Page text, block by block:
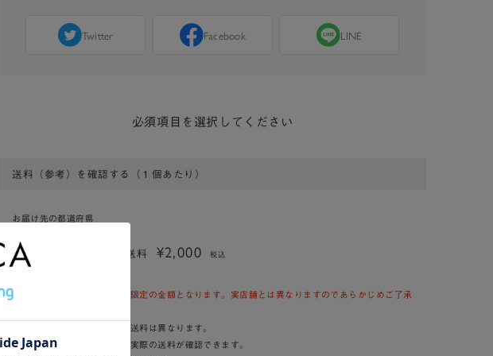
Twitter Facebook LINE
必須項目を選択してください
送料（参考）を確認する（１個あたり）
お届け先の都道府県
送料 ¥2,000 税込
※送料はオンラインショップ限定の金額となります。実店舗とは異なりますのであらかじめご了承
※商品サイズ、お届先により送料は異なります。
※ご注文手続きをされた際に実際の送料が確認できます。